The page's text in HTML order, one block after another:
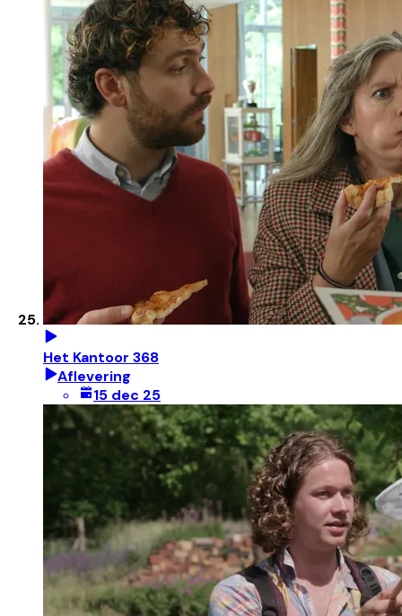
Het Kantoor 368
Aflevering
15 dec 25